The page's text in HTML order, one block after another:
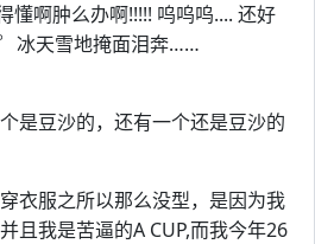
懂啊肿么办啊!!!!! 呜呜呜.... 还好
冰天雪地掩面泪奔……
是豆沙的，还有一个还是豆沙的
衣服之所以那么没型，是因为我
且我是苦逼的A CUP,而我今年26